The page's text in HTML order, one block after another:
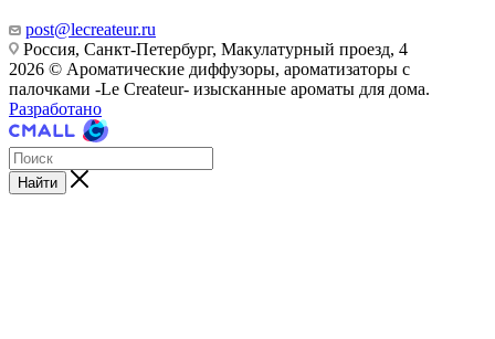
post@lecreateur.ru
Россия, Санкт-Петербург, Макулатурный проезд, 4
2026 © Ароматические диффузоры, ароматизаторы с
палочками -Le Createur- изысканные ароматы для дома.
Разработано
Найти